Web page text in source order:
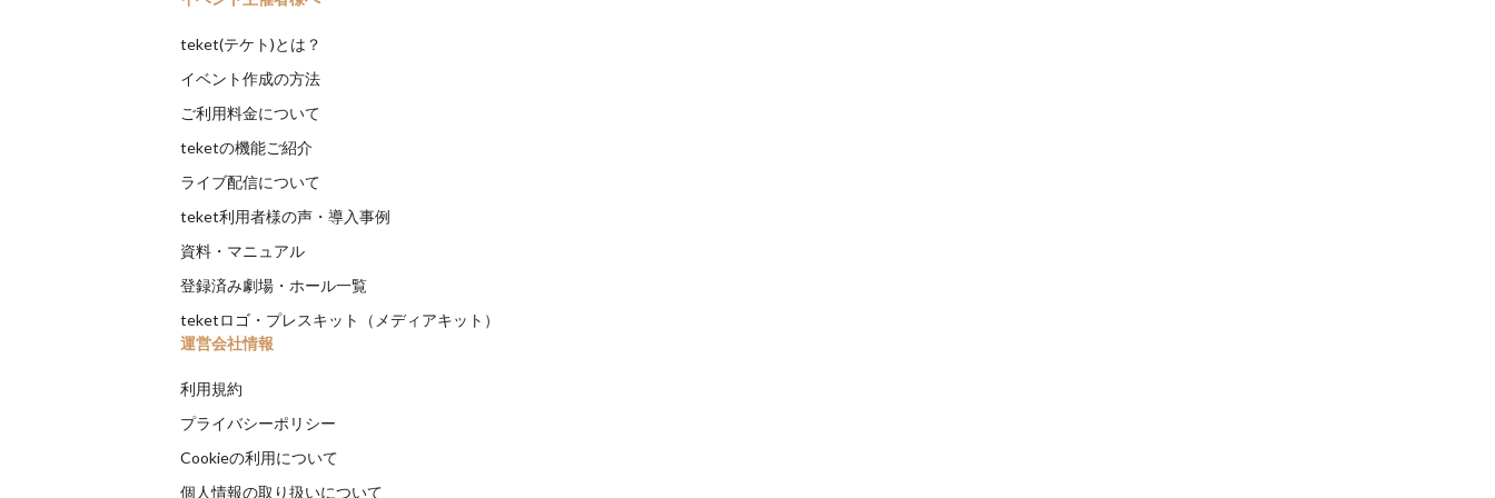
teket(テケト)とは？
イベント作成の方法
ご利用料金について
teketの機能ご紹介
ライブ配信について
teket利用者様の声・導入事例
資料・マニュアル
登録済み劇場・ホール一覧
teketロゴ・プレスキット（メディアキット）
運営会社情報
利用規約
プライバシーポリシー
Cookieの利用について
個人情報の取り扱いについて